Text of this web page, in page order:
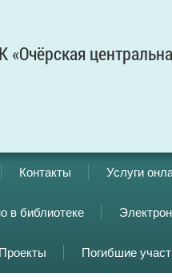
«Очёрская
Контакты Услуги
в библиотеке
Проекты Погибшие